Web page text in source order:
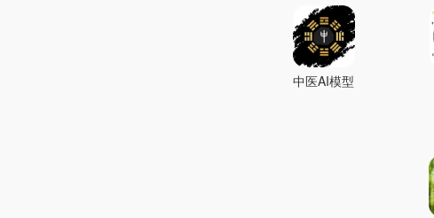
中医AI模型